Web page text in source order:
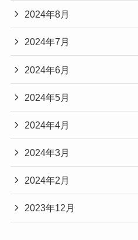
2024年8月
2024年7月
2024年6月
2024年5月
2024年4月
2024年3月
2024年2月
2023年12月